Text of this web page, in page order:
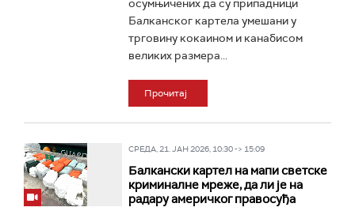
осумњичених да су припадници
Балканског картела умешани у
трговину кокаином и канабисом
великих размера...
Прочитај
СРЕДА, 21. ЈАН 2026, 10:30 -> 15:09
Балкански картел на мапи светске
криминалне мреже, да ли је на
радару америчког правосуђа